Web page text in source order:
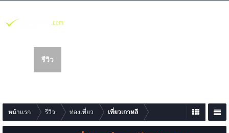
หน้าแรก รีวิว ท่องเที่ยว เที่ยวเกาหลี
รีวิว